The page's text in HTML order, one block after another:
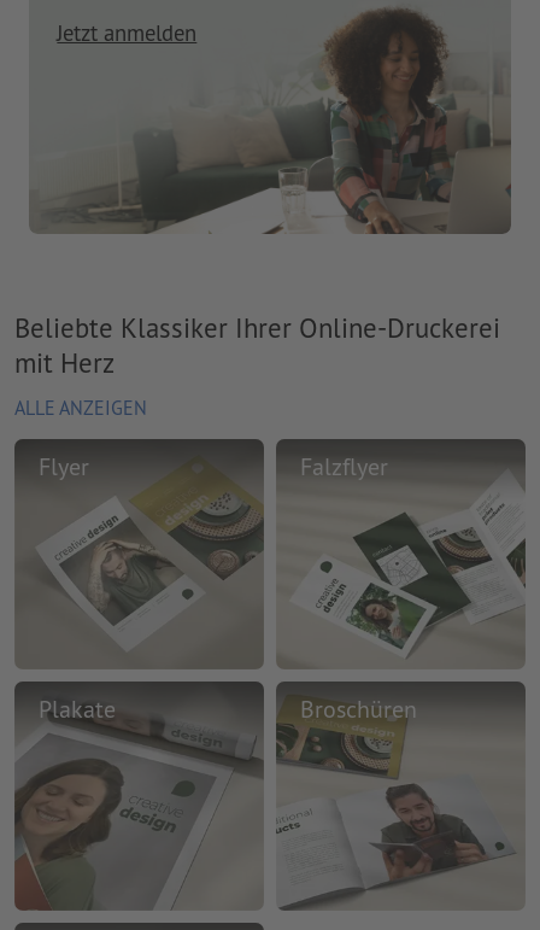
Jetzt anmelden
Beliebte Klassiker Ihrer Online-Druckerei
mit Herz
ALLE ANZEIGEN
Flyer Falzflyer
Plakate Broschüren